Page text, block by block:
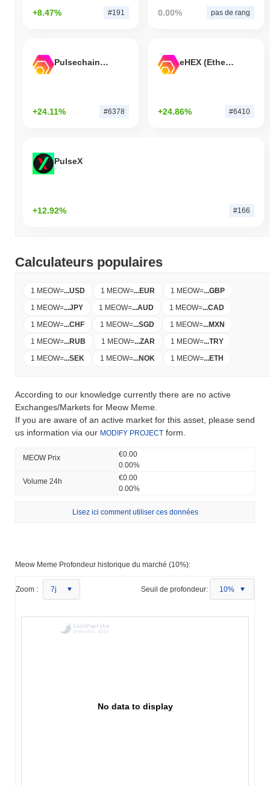
+8.47% #191 0.00% pas de rang
Pulsechain Bridged HEX (Pulsechain)
+24.11% #6378
eHEX (Ethereum)
+24.86% #6410
PulseX
+12.92% #166
Calculateurs populaires
1 MEOW=...USD 1 MEOW=...EUR 1 MEOW=...GBP
1 MEOW=...JPY 1 MEOW=...AUD 1 MEOW=...CAD
1 MEOW=...CHF 1 MEOW=...SGD 1 MEOW=...MXN
1 MEOW=...RUB 1 MEOW=...ZAR 1 MEOW=...TRY
1 MEOW=...SEK 1 MEOW=...NOK 1 MEOW=...ETH
According to our knowledge currently there are no active
Exchanges/Markets for Meow Meme.
If you are aware of an active market for this asset, please send
us information via our MODIFY PROJECT form.
MEOW Prix ​​
€0.00
0.00%
Volume 24h
€0.00
0.00%
Lisez ici comment utiliser ces données
Meow Meme Profondeur historique du marché (10%):
Zoom : 7j Seuil de profondeur: 10%
No data to display